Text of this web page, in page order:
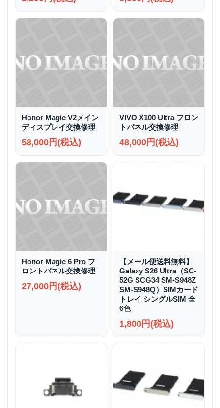
Honor Magic V2メイン
ディスプレイ交換修理
58,000円(税込)
VIVO X100 Ultra フロン
トパネル交換修理
48,000円(税込)
Honor Magic 6 Pro フ
ロントパネル交換修理
27,000円(税込)
【メール便送料無料】
Galaxy S26 Ultra（SC-
52G SCG34 SM-S948Z
SM-S948Q）SIMカード
トレイ シングルSIM 全
6色
1,800円(税込)